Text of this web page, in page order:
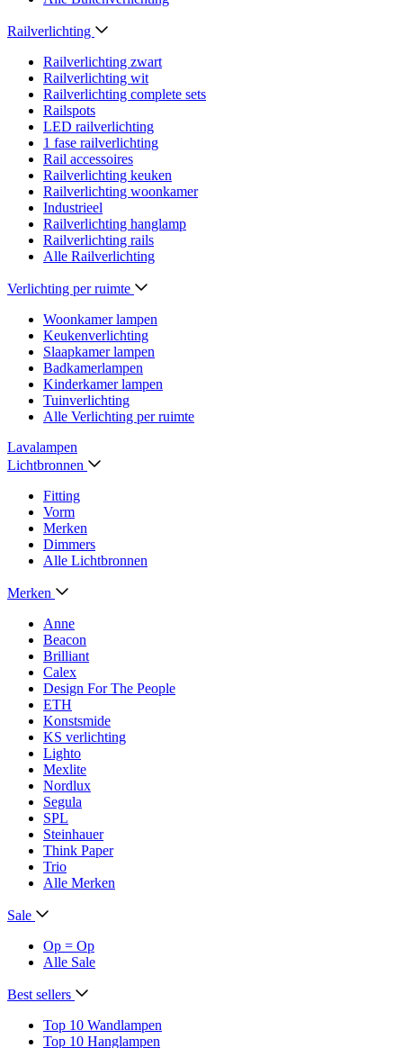
Railverlichting
Railverlichting zwart
Railverlichting wit
Railverlichting complete sets
Railspots
LED railverlichting
1 fase railverlichting
Rail accessoires
Railverlichting keuken
Railverlichting woonkamer
Industrieel
Railverlichting hanglamp
Railverlichting rails
Alle Railverlichting
Verlichting per ruimte
Woonkamer lampen
Keukenverlichting
Slaapkamer lampen
Badkamerlampen
Kinderkamer lampen
Tuinverlichting
Alle Verlichting per ruimte
Lavalampen
Lichtbronnen
Fitting
Vorm
Merken
Dimmers
Alle Lichtbronnen
Merken
Anne
Beacon
Brilliant
Calex
Design For The People
ETH
Konstsmide
KS verlichting
Lighto
Mexlite
Nordlux
Segula
SPL
Steinhauer
Think Paper
Trio
Alle Merken
Sale
Op = Op
Alle Sale
Best sellers
Top 10 Wandlampen
Top 10 Hanglampen